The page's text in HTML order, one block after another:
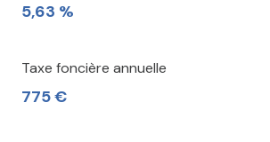
5,63 %
Taxe foncière annuelle
775 €